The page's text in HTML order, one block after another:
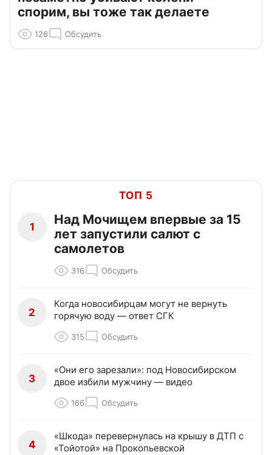
спорим, вы тоже так делаете
126 Обсудить
ТОП 5
1
Над Мочищем впервые за 15
лет запустили салют с
самолетов
316 Обсудить
2
Когда новосибирцам могут не вернуть
горячую воду — ответ СГК
315 Обсудить
3
«Они его зарезали»: под Новосибирском
двое избили мужчину — видео
166 Обсудить
4
«Шкода» перевернулась на крышу в ДТП с
«Тойотой» на Прокопьевской